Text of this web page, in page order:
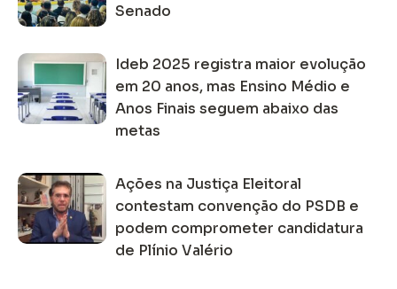
Senado
Ideb 2025 registra maior evolução
em 20 anos, mas Ensino Médio e
Anos Finais seguem abaixo das
metas
Ações na Justiça Eleitoral
contestam convenção do PSDB e
podem comprometer candidatura
de Plínio Valério